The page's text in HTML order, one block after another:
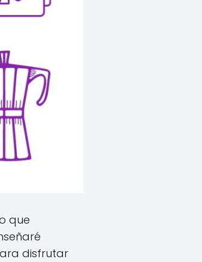
que
disfrutar